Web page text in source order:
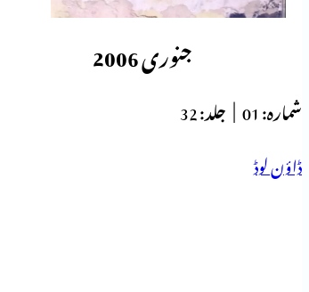
جنوری 2006
شمارہ: جلد:
ڈاؤن لوڈ